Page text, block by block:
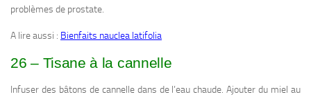
problèmes de prostate.
A lire aussi : Bienfaits nauclea latifolia
26 – Tisane à la cannelle
Infuser des bâtons de cannelle dans de l’eau chaude. Ajouter du miel au